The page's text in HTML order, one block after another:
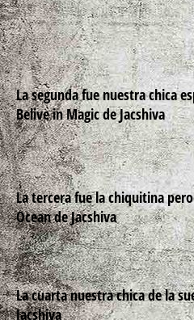
La segunda fue nuestra chica
Belive in Magic de Jacshiva
La tercera fue la chiquitina
Ocean de Jacshiva
La cuarta nuestra chica de la
Jacshiva